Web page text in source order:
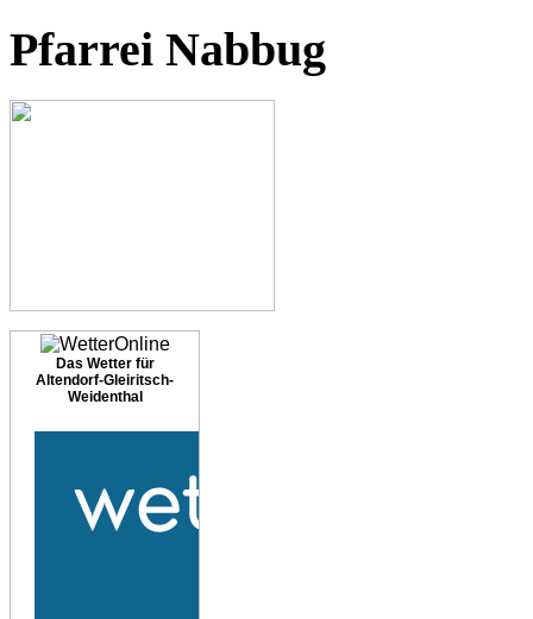
Pfarrei Nabbug
Das Wetter für
Altendorf-Gleiritsch-
Weidenthal